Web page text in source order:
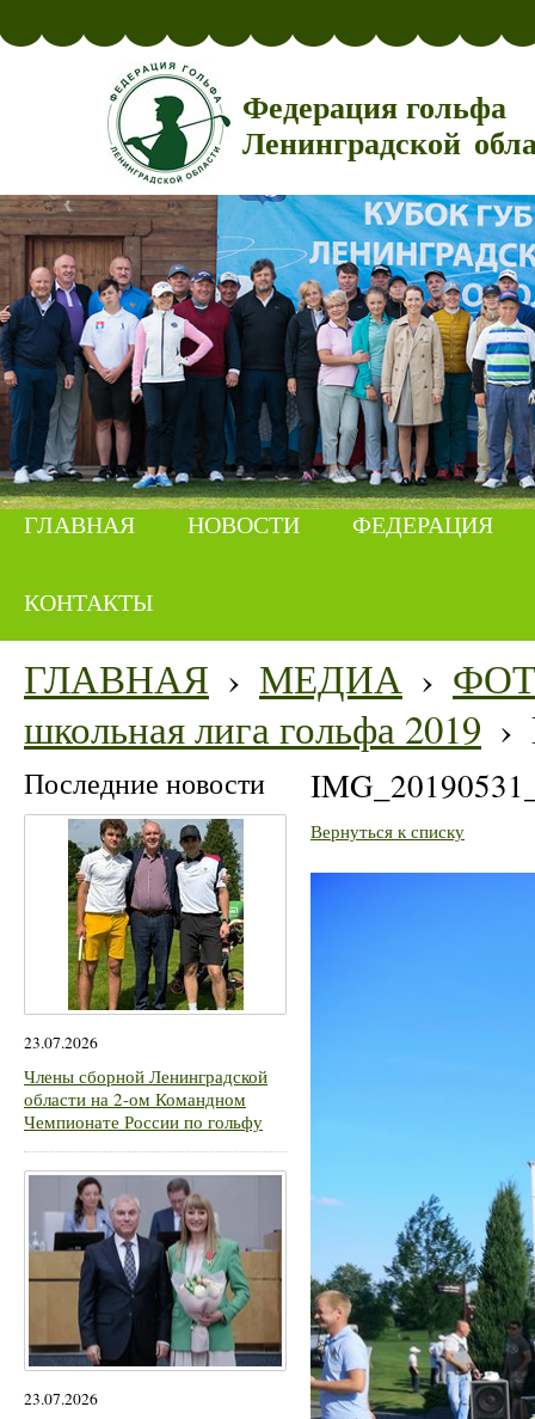
Федерация гольфа
Ленинградской
ГЛАВНАЯ НОВОСТИ ФЕДЕРАЦИЯ
КОНТАКТЫ
ГЛАВНАЯ › МЕДИА ›
школьная лига гольфа 2019 ›
Последние новости
23.07.2026
Члены сборной Ленинградской
области на 2-ом Командном
Чемпионате России по гольфу
23.07.2026
Вернуться к списку